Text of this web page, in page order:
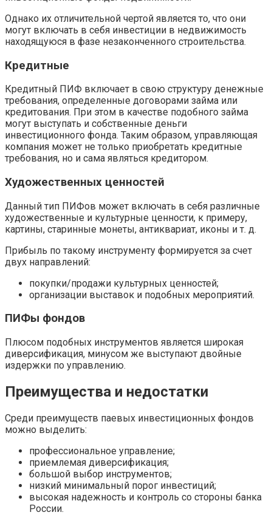
Однако их отличительной чертой является то, что они
могут включать в себя инвестиции в недвижимость
находящуюся в фазе незаконченного строительства.
Кредитные
Кредитный ПИФ включает в свою структуру денежные
требования, определенные договорами займа или
кредитования. При этом в качестве подобного займа
могут выступать и собственные деньги
инвестиционного фонда. Таким образом, управляющая
компания может не только приобретать кредитные
требования, но и сама являться кредитором.
Художественных ценностей
Данный тип ПИФов может включать в себя различные
художественные и культурные ценности, к примеру,
картины, старинные монеты, антиквариат, иконы и т. д.
Прибыль по такому инструменту формируется за счет
двух направлений:
покупки/продажи культурных ценностей;
организации выставок и подобных мероприятий.
ПИФы фондов
Плюсом подобных инструментов является широкая
диверсификация, минусом же выступают двойные
издержки по управлению.
Преимущества и недостатки
Среди преимуществ паевых инвестиционных фондов
можно выделить:
профессиональное управление;
приемлемая диверсификация;
большой выбор инструментов;
низкий минимальный порог инвестиций;
высокая надежность и контроль со стороны банка
России.